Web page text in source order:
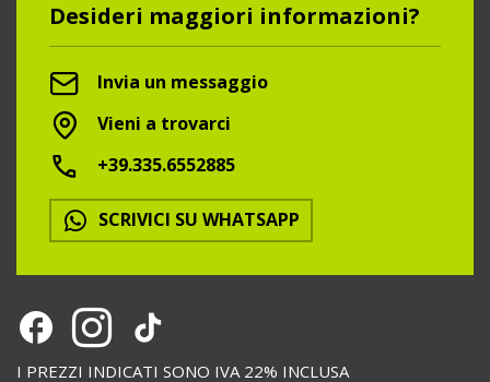
Desideri maggiori informazioni?
Invia un messaggio
Vieni a trovarci
+39.335.6552885
SCRIVICI SU WHATSAPP
I PREZZI INDICATI SONO IVA 22% INCLUSA